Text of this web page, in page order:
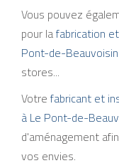
Vous pouvez
pour lafabrication
Pont-de-Beauvoisin
stores...
Votrefabricant et
à Le Pont-de-
d'aménagement
vos envies.